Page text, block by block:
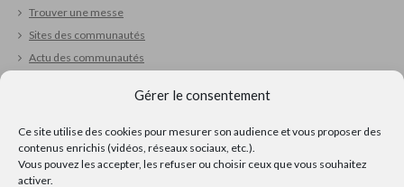
Gérer le consentement
Ce site utilise des cookies pour mesurer son audience et vous proposer des
contenus enrichis (vidéos, réseaux sociaux, etc.).
Vous pouvez les accepter, les refuser ou choisir ceux que vous souhaitez
activer.
Trouver une messe
Sites des communautés
Actu des communautés
Réfléchir
Prier